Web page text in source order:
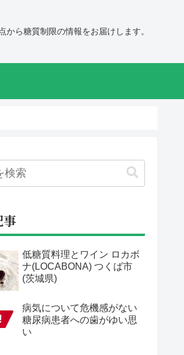
ら糖質制限の情報をお届けします。
事
低糖質料理とワイン ロカボ
ナ(LOCABONA) つくば市
(茨城県)
病気について危機感がない
糖尿病患者への歯がゆい思
い